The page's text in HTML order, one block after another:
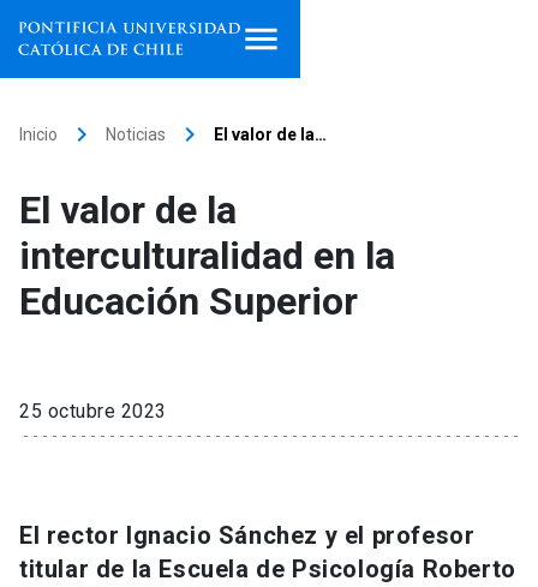
Facultades, escuelas e
institutos
Investigación
Extensión
Universidad
Inicio keyboard_arrow_right Noticias keyboard_arrow_right El valor de la…
El valor de la
interculturalidad en la
Educación Superior
25 octubre 2023
El rector Ignacio Sánchez y el profesor
titular de la Escuela de Psicología Roberto